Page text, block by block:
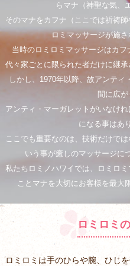
らマナ（神聖な気、
そのマナをカフナ（ここでは祈祷
ロミマッサージが施さ
当時のロミロミマッサージはカ
代々家ごとに限られた者だけに継
しかし、1970年以降、故アンテ
間に広が
アンティ・マーガレットがいなけ
になる事はあ
ここでも重要なのは、技術だけで
いう事が癒しのマッサージに
私たちロミノハワイでは、ロミロ
ことマナを大切にお客様を最大
ロミロミ
ロミロミは手のひらや腕、ひじ